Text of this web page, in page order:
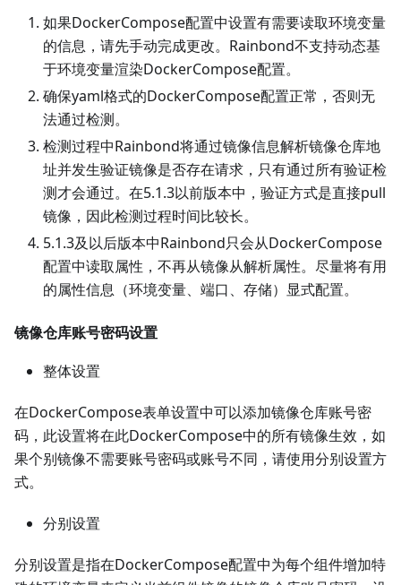
如果DockerCompose配置中设置有需要读取环境变量
的信息，请先手动完成更改。Rainbond不支持动态基
于环境变量渲染DockerCompose配置。
确保yaml格式的DockerCompose配置正常，否则无
法通过检测。
检测过程中Rainbond将通过镜像信息解析镜像仓库地
址并发生验证镜像是否存在请求，只有通过所有验证检
测才会通过。在5.1.3以前版本中，验证方式是直接pull
镜像，因此检测过程时间比较长。
5.1.3及以后版本中Rainbond只会从DockerCompose
配置中读取属性，不再从镜像从解析属性。尽量将有用
的属性信息（环境变量、端口、存储）显式配置。
镜像仓库账号密码设置
整体设置
在DockerCompose表单设置中可以添加镜像仓库账号密
码，此设置将在此DockerCompose中的所有镜像生效，如
果个别镜像不需要账号密码或账号不同，请使用分别设置方
式。
分别设置
分别设置是指在DockerCompose配置中为每个组件增加特